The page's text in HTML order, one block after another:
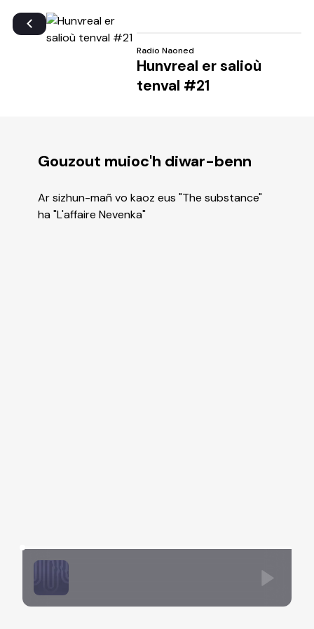
Radio Naoned
Hunvreal er salioù
tenval #21
Gouzout muioc'h diwar-benn
Ar sizhun-mañ vo kaoz eus "The substance"
ha "L'affaire Nevenka"